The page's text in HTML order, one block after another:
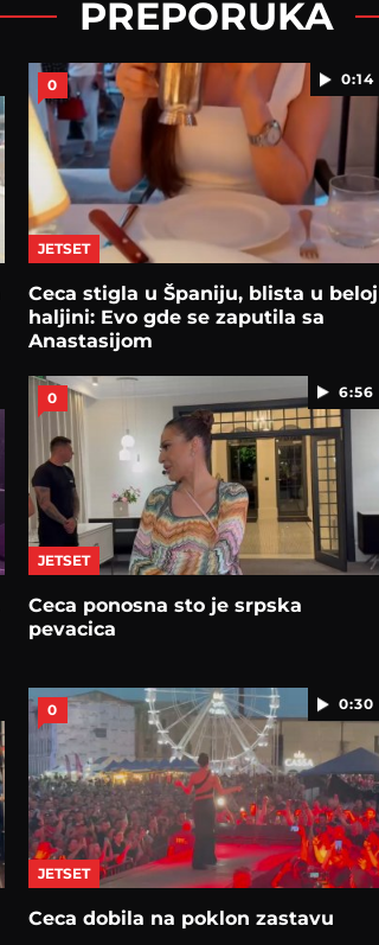
PREPORUKA
0:14
0
JETSET
Ceca stigla u Španiju, blista u beloj
haljini: Evo gde se zaputila sa
Anastasijom
6:56
0
JETSET
Ceca ponosna sto je srpska
pevacica
0:30
0
JETSET
Ceca dobila na poklon zastavu